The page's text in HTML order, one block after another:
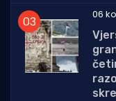
06